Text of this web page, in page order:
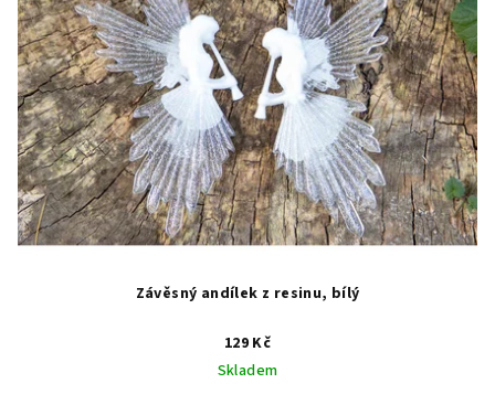
Závěsný andílek z resinu, bílý
129 Kč
Skladem